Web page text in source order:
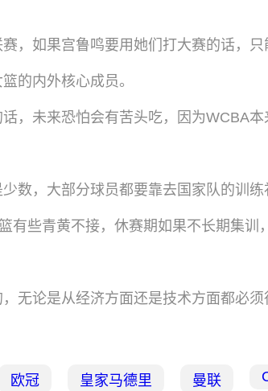
，如果宫鲁鸣要用她们打大赛的话，
的内外核心成员。
，未来恐怕会有苦头吃，因为WCBA
数，大部分球员都要靠去国家队的训练
有些青黄不接，休赛期如果不长期集
无论是从经济方面还是技术方面都必须
欧冠 皇家马德里 曼联